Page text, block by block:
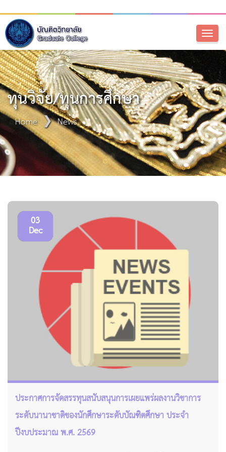
ทุนวิจัย/ทุนการศึกษา
Home News
03
Dec
ประกาศการจัดสรรทุนสนับสนุนการเผยแพร่ผลงานวิชาการ
ระดับนานาชาติของนักศึกษาระดับบัณฑิตศึกษา ประจำ
ปีงบประมาณ พ.ศ. 2569